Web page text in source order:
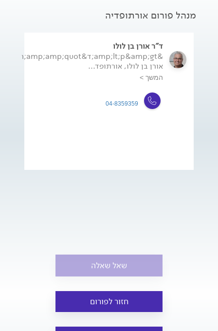
מנהל פורום אורתופדיה
ד"ר אורן בן לולו
&amp;lt;p&amp;gt;ד&amp;amp;quot;ר
אורן בן לולו, אורתופד...
המשך >
04-8359359
שאל שאלה
חזור לפורום